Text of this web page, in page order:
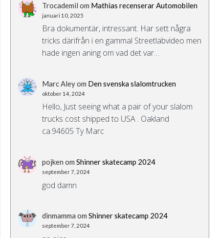
Trocademil om Mathias recenserar Automobilen
januari 10, 2025
Bra dokumentär, intressant. Har sett några
tricks därifrån i en gammal Streetlabvideo men
hade ingen aning om vad det var…
Marc Aleyom Den svenska slalomtrucken
oktober 14, 2024
Hello, Just seeing what a pair of your slalom
trucks cost shipped to USA . Oakland
ca.94605 Ty Marc
pojken om Shinner skatecamp 2024
september 7, 2024
god damn
dinmamma om Shinner skatecamp 2024
september 7, 2024